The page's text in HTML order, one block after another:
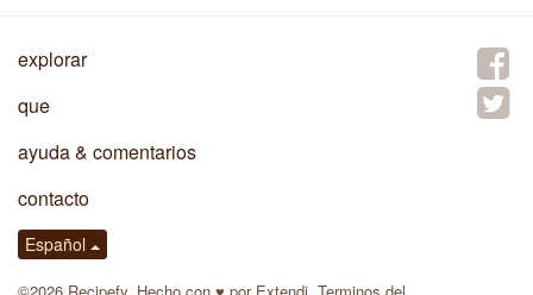
explorar
que
ayuda & comentarios
contacto
Español